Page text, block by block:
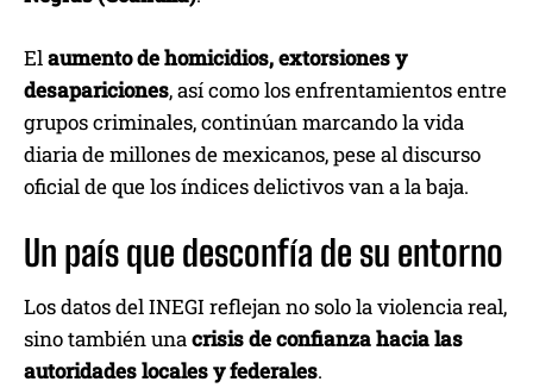
Elaumento de homicidios, extorsiones y
desapariciones, así como los enfrentamientos entre
grupos criminales, continúan marcando la vida
diaria de millones de mexicanos, pese al discurso
oficial de que los índices delictivos van a la baja.
Un país que desconfía de su entorno
Los datos del INEGI reflejan no solo la violencia real,
sino también unacrisis de confianza hacia las
autoridades locales y federales.